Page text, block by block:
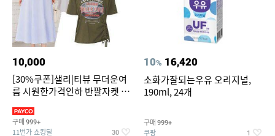
10,000
[30%쿠폰]샐리|티뷰 무더운여
름 시원한가격인하 반팔자켓 1
구매 999+
11번가 쇼킹딜 30
10% 16,420
소화가잘되는우유 오리지널,
190ml, 24개
구매 999+
쿠팡 1